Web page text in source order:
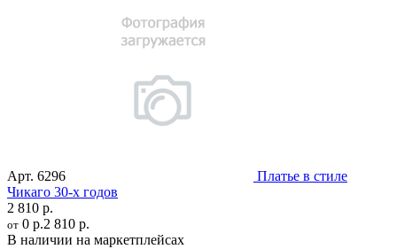
Арт. 6296
Платье в стиле
Чикаго 30-х годов
2 810 р.
от 0 р.2 810 р.
В наличии на маркетплейсах